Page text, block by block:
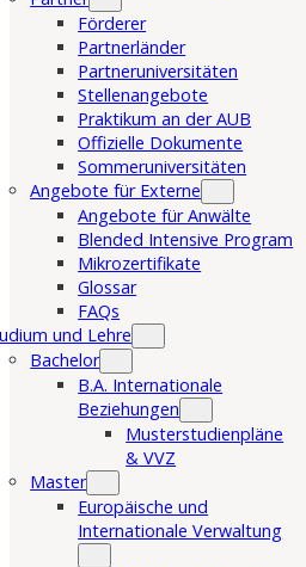
Förderer
Partnerländer
Partneruniversitäten
Stellenangebote
Praktikum an der AUB
Offizielle Dokumente
Sommeruniversitäten
Angebote für Externe
Angebote für Anwälte
Blended Intensive Program
Mikrozertifikate
Glossar
FAQs
und Lehre
Bachelor
B.A. Internationale
Beziehungen
Musterstudienpläne
& VVZ
Master
Europäische und
Internationale Verwaltung